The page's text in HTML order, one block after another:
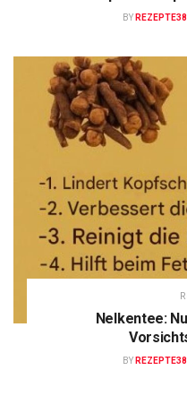
BY REZEPTE38
Nelkentee:
BY REZEPTE38